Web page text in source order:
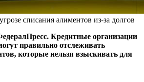
списания алиментов из-за долгов
Кредитные организации
правильно отслеживать
которые нельзя взыскивать для